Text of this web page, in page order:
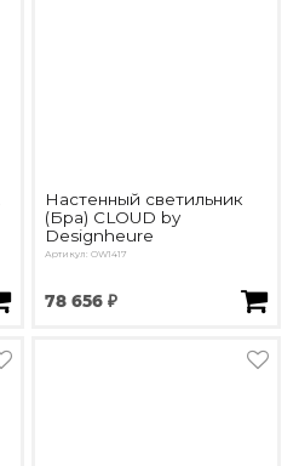
Настенный светильник
(Бра) CLOUD by
Designheure
Артикул: OW1417
78 656 ₽